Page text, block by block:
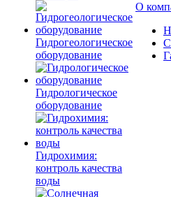
Гидрогеологическое
оборудование
Гидрологическое
оборудование
Гидрохимия:
контроль качества
воды
О